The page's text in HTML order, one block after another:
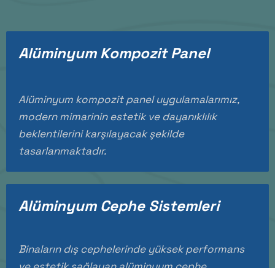
Alüminyum Kompozit Panel
Alüminyum kompozit panel uygulamalarımız,
modern mimarinin estetik ve dayanıklılık
beklentilerini karşılayacak şekilde
tasarlanmaktadır.
Alüminyum Cephe Sistemleri
Binaların dış cephelerinde yüksek performans